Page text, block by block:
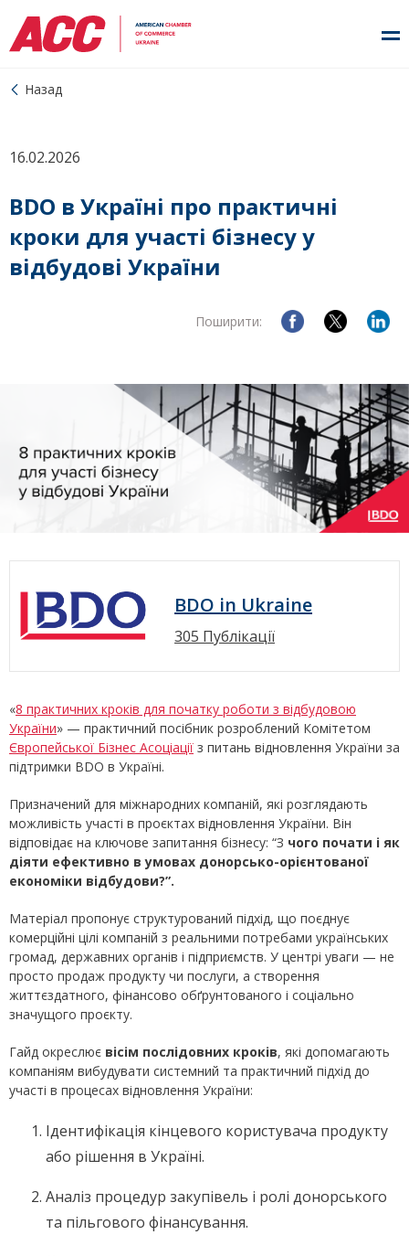
Назад
16.02.2026
BDO в Україні про практичні
кроки для участі бізнесу у
відбудові України
Поширити:
BDO in Ukraine
305 Публікації
«8 практичних кроків для початку роботи з відбудовою
України» — практичний посібник розроблений Комітетом
Європейської Бізнес Асоціації з питань відновлення України за
підтримки BDO в Україні.
Призначений для міжнародних компаній, які розглядають
можливість участі в проєктах відновлення України. Він
відповідає на ключове запитання бізнесу: “З чого почати і як
діяти ефективно в умовах донорсько-орієнтованої
економіки відбудови?”.
Матеріал пропонує структурований підхід, що поєднує
комерційні цілі компаній з реальними потребами українських
громад, державних органів і підприємств. У центрі уваги — не
просто продаж продукту чи послуги, а створення
життєздатного, фінансово обґрунтованого і соціально
значущого проєкту.
Гайд окреслює вісім послідовних кроків, які допомагають
компаніям вибудувати системний та практичний підхід до
участі в процесах відновлення України:
Ідентифікація кінцевого користувача продукту
або рішення в Україні.
Аналіз процедур закупівель і ролі донорського
та пільгового фінансування.